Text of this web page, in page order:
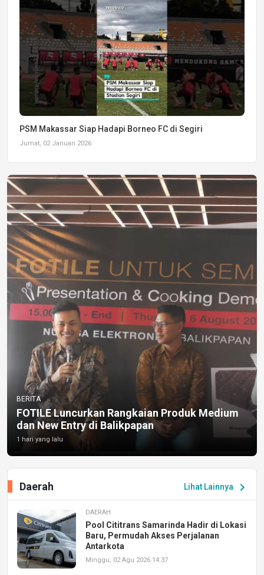
PSM Makassar Siap Hadapi Borneo FC di Segiri
Jumat, 02 Januari 2026
BERITA
FOTILE Luncurkan Rangkaian Produk Medium
dan New Entry di Balikpapan
1 hari yang lalu
Lihat Lainnya chevron_right
Daerah
DAERAH
Pool Cititrans Samarinda Hadir di Lokasi
Baru, Permudah Akses Perjalanan
Antarkota
Minggu, 02 Agu 2026 14:37